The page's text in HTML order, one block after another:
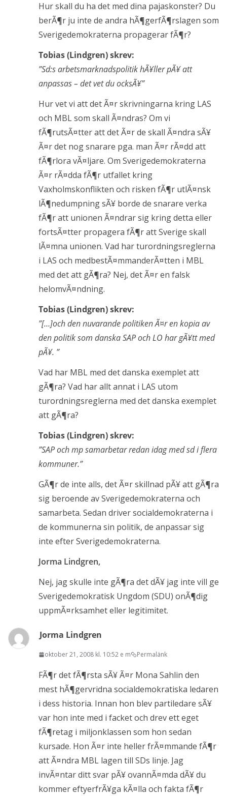
Hur skall du ha det med dina pajaskonster? Du
berÃ¶r ju inte de andra hÃ¶gerfÃ¶rslagen som
Sverigedemokraterna propagerar fÃ¶r?
Tobias (Lindgren) skrev:
”Sd:s arbetsmarknadspolitik hÃ¥ller pÃ¥ att
anpassas – det vet du ocksÃ¥”
Hur vet vi att det Ã¤r skrivningarna kring LAS
och MBL som skall Ã¤ndras? Om vi
fÃ¶rutsÃ¤tter att det Ã¤r de skall Ã¤ndra sÃ¥
Ã¤r det nog snarare pga. man Ã¤r rÃ¤dd att
fÃ¶rlora vÃ¤ljare. Om Sverigedemokraterna
Ã¤r rÃ¤dda fÃ¶r utfallet kring
Vaxholmskonflikten och risken fÃ¶r utlÃ¤nsk
lÃ¶nedumpning sÃ¥ borde de snarare verka
fÃ¶r att unionen Ã¤ndrar sig kring detta eller
fortsÃ¤tter propagera fÃ¶r att Sverige skall
lÃ¤mna unionen. Vad har turordningsreglerna
i LAS och medbestÃ¤mmanderÃ¤tten i MBL
med det att gÃ¶ra? Nej, det Ã¤r en falsk
helomvÃ¤ndning.
Tobias (Lindgren) skrev:
”[…]och den nuvarande politiken Ã¤r en kopia av
den politik som danska SAP och LO har gÃ¥tt med
pÃ¥. ”
Vad har MBL med det danska exemplet att
gÃ¶ra? Vad har allt annat i LAS utom
turordningsreglerna med det danska exemplet
att gÃ¶ra?
Tobias (Lindgren) skrev:
”SAP och mp samarbetar redan idag med sd i flera
kommuner.”
GÃ¶r de inte alls, det Ã¤r skillnad pÃ¥ att gÃ¶ra
sig beroende av Sverigedemokraterna och
samarbeta. Sedan driver socialdemokraterna i
de kommunerna sin politik, de anpassar sig
inte efter Sverigedemokraterna.
Jorma Lindgren,
Nej, jag skulle inte gÃ¶ra det dÃ¥ jag inte vill ge
Sverigedemokratisk Ungdom (SDU) onÃ¶dig
uppmÃ¤rksamhet eller legitimitet.
Jorma Lindgren
oktober 21, 2008 kl. 10:52 e m Permalänk
FÃ¶r det fÃ¶rsta sÃ¥ Ã¤r Mona Sahlin den
mest hÃ¶gervridna socialdemokratiska ledaren
i dess historia. Innan hon blev partiledare sÃ¥
var hon inte med i facket och drev ett eget
fÃ¶retag i miljonklassen som hon sedan
kursade. Hon Ã¤r inte heller frÃ¤mmande fÃ¶r
att Ã¤ndra MBL lagen till SDs linje. Jag
invÃ¤ntar ditt svar pÃ¥ ovannÃ¤mda dÃ¥ du
kommer eftyerfrÃ¥ga kÃ¤lla och fakta fÃ¶r